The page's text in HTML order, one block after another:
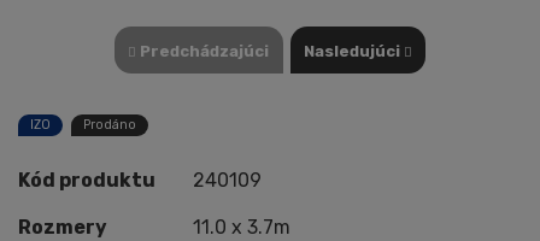
Predchádzajúci Nasledujúci
IZO Prodáno
Kód produktu 240109
Rozmery 11.0 x 3.7m